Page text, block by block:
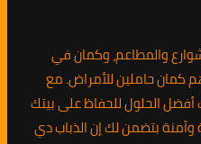
والمطاعم، وكمان في
كمان حاملين للأمراض. مع
أفضل الحلول للحفاظ على بيتك
بتضمن لك إن الذباب دي